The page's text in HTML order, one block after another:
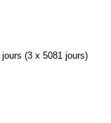
(3 x 5081 jours)